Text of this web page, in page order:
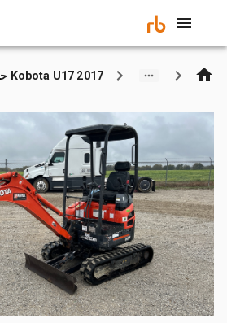
2017 Kobota U17 حفارة صغيرة